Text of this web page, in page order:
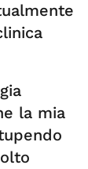
la mia